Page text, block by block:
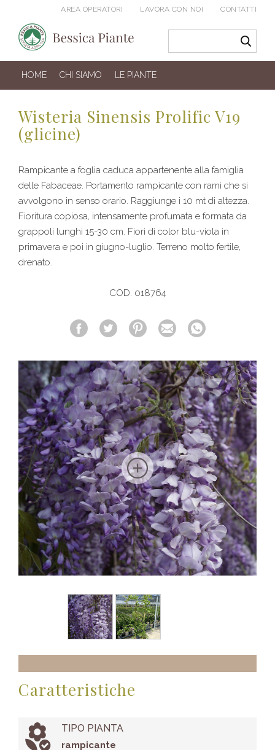
AREA OPERATORI LAVORA CON NOI CONTATTI
HOME CHI SIAMO LE PIANTE
Wisteria Sinensis Prolific V19
(glicine)
Rampicante a foglia caduca appartenente alla famiglia
delle Fabaceae. Portamento rampicante con rami che si
avvolgono in senso orario. Raggiunge i 10 mt di altezza.
Fioritura copiosa, intensamente profumata e formata da
grappoli lunghi 15-30 cm. Fiori di color blu-viola in
primavera e poi in giugno-luglio. Terreno molto fertile,
drenato.
COD. 018764
Caratteristiche
TIPO PIANTA
rampicante